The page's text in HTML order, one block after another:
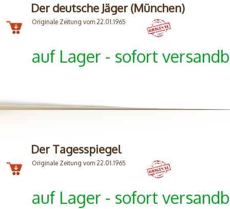
Der deutsche Jäger (München)
Originale Zeitung vom 22.01.1965
auf Lager - sofort
Der Tagesspiegel
Originale Zeitung vom 22.01.1965
auf Lager - sofort